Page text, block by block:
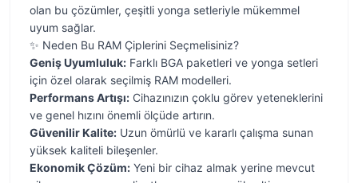
olan bu çözümler, çeşitli yonga setleriyle mükemmel
uyum sağlar.
✨ Neden Bu RAM Çiplerini Seçmelisiniz?
Geniş Uyumluluk: Farklı BGA paketleri ve yonga setleri
için özel olarak seçilmiş RAM modelleri.
Performans Artışı: Cihazınızın çoklu görev yeteneklerini
ve genel hızını önemli ölçüde artırın.
Güvenilir Kalite: Uzun ömürlü ve kararlı çalışma sunan
yüksek kaliteli bileşenler.
Ekonomik Çözüm: Yeni bir cihaz almak yerine mevcut